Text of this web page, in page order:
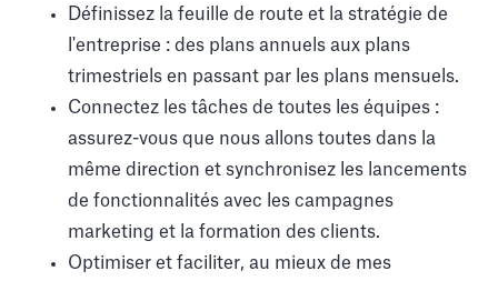
Définissez la feuille de route et la stratégie de
l'entreprise : des plans annuels aux plans
trimestriels en passant par les plans mensuels.
Connectez les tâches de toutes les équipes :
assurez-vous que nous allons toutes dans la
même direction et synchronisez les lancements
de fonctionnalités avec les campagnes
marketing et la formation des clients.
Optimiser et faciliter, au mieux de mes